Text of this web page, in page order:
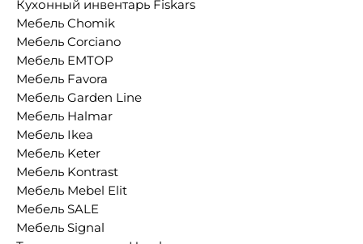
Кухонный инвентарь Fiskars
Мебель Chomik
Мебель Corciano
Мебель EMTOP
Мебель Favora
Мебель Garden Line
Мебель Halmar
Мебель Ikea
Мебель Keter
Мебель Kontrast
Мебель Mebel Elit
Мебель SALE
Мебель Signal